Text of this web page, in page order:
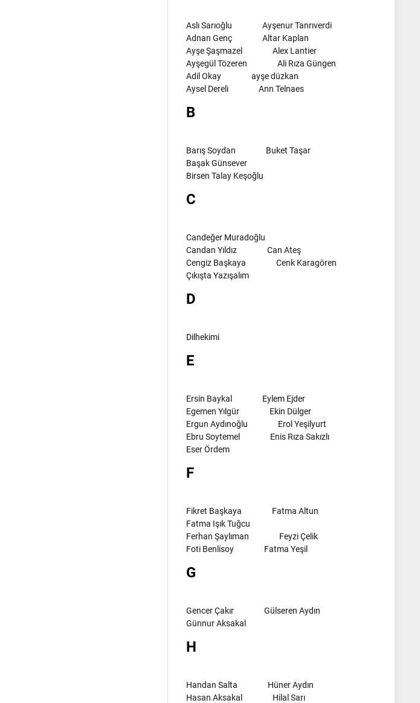
Aslı Sarıoğlu
Ayşenur Tanrıverdi
Adnan Genç
Altar Kaplan
Ayşe Şaşmazel
Alex Lantier
Ayşegül Tözeren
Ali Rıza Güngen
Adil Okay
ayşe düzkan
Aysel Dereli
Ann Telnaes
B
Barış Soydan
Buket Taşar
Başak Günsever
Birsen Talay Keşoğlu
C
Candeğer Muradoğlu
Candan Yıldız
Can Ateş
Cengiz Başkaya
Cenk Karagören
Çıkışta Yazışalım
D
Dilhekimi
E
Ersin Baykal
Eylem Ejder
Egemen Yılgür
Ekin Dülger
Ergun Aydınoğlu
Erol Yeşilyurt
Ebru Soytemel
Enis Rıza Sakızlı
Eser Ördem
F
Fikret Başkaya
Fatma Altun
Fatma Işık Tuğcu
Ferhan Şaylıman
Feyzi Çelik
Foti Benlisoy
Fatma Yeşil
G
Gencer Çakır
Gülseren Aydın
Günnur Aksakal
H
Handan Salta
Hüner Aydın
Hasan Aksakal
Hilal Sarı